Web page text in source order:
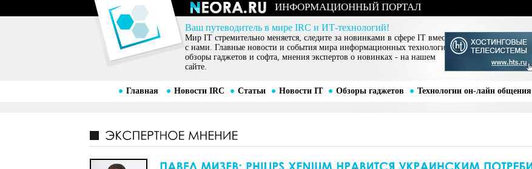
ИНФОРМАЦИОННЫЙ ПОРТАЛ
Ваш путеводитель в мире IRC и ИТ-технологий!
Мир IT стремительно меняется, следите за новинками в сфере IT вместе
с нами. Главные новости и события мира информационных технологий,
обзоры гаджетов и софта, мнения экспертов о новинках - на нашем
сайте.
Главная Новости IRC Статьи Новости IT Обзоры гаджетов Технологии он-лайн общения